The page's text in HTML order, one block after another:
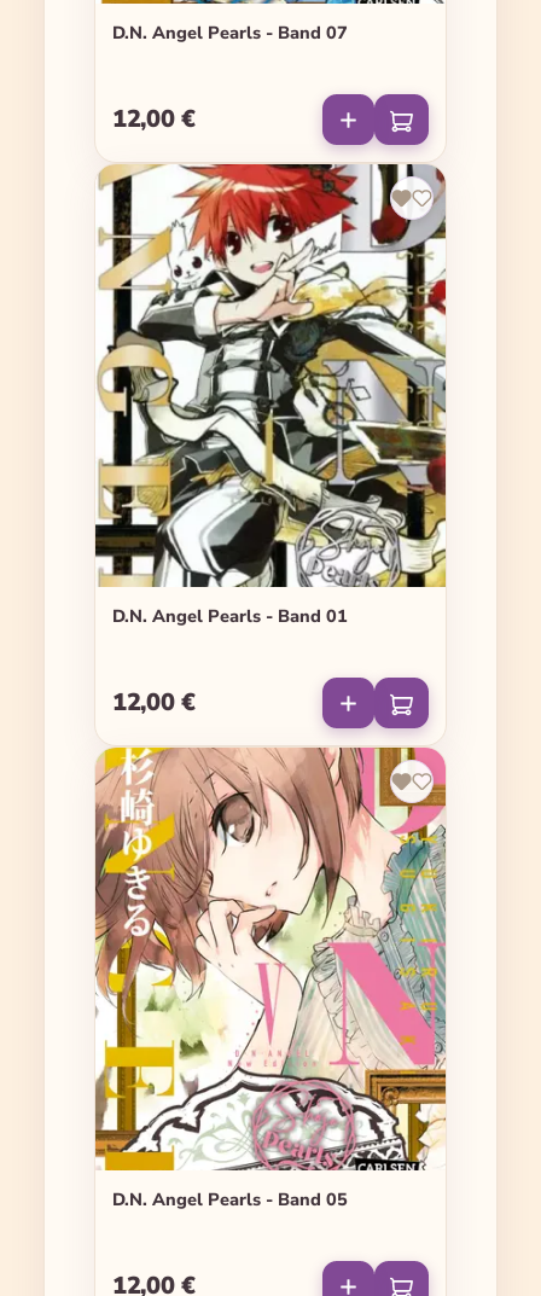
D.N. Angel Pearls - Band 07
Regulärer Preis:
12,00 €
D.N. Angel Pearls - Band 01
Regulärer Preis:
12,00 €
D.N. Angel Pearls - Band 05
Regulärer Preis:
12,00 €